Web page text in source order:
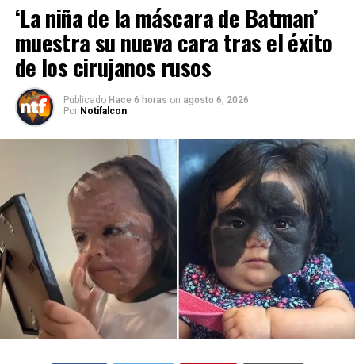
‘La niña de la máscara de Batman’
muestra su nueva cara tras el éxito
de los cirujanos rusos
Publicado Hace 6 horas on agosto 6, 2026
Por Notifalcon